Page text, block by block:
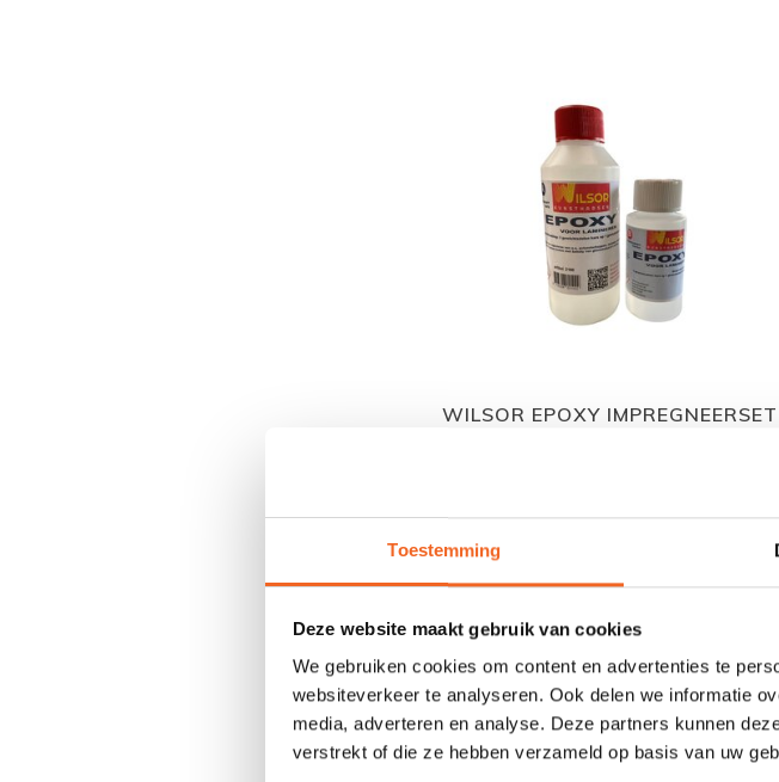
Toestemming
Deze website maakt gebruik van cookies
We gebruiken cookies om content en advertenties te
websiteverkeer te analyseren. Ook delen we informatie
media, adverteren en analyse. Deze partners kunnen
verstrekt of die ze hebben verzameld op basis van uw
WILSOR EPOXY IMPREGNEERSET